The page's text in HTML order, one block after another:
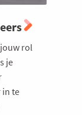
rol
je
in te